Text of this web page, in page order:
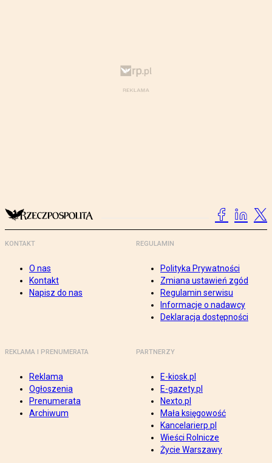
KONTAKT
O nas
Kontakt
Napisz do nas
REGULAMIN
Polityka Prywatności
Zmiana ustawień zgód
Regulamin serwisu
Informacje o nadawcy
Deklaracja dostępności
REKLAMA I PRENUMERATA
Reklama
Ogłoszenia
Prenumerata
Archiwum
PARTNERZY
E-kiosk.pl
E-gazety.pl
Nexto.pl
Mała księgowość
Kancelarierp.pl
Wieści Rolnicze
Życie Warszawy